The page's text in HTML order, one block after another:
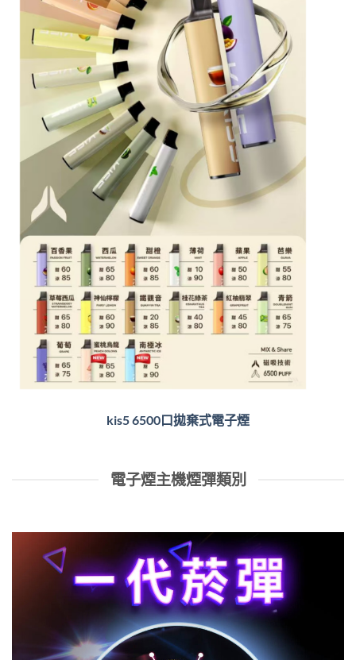
kis5 6500口拋棄式電子煙
電子煙主機煙彈類別